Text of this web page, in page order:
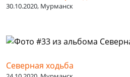
30.10.2020, Мурманск
Северная ходьба